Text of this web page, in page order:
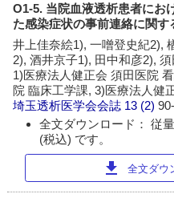
O1-5. 当院血液透析患者にお
た感染症状の事前連絡に関す
井上佳奈絵1), 一噌登史紀2),
2), 酒井京子1), 田中和彦2),
1)医療法人健正会 須田医院
院 臨床工学課, 3)医療法人健
埼玉透析医学会会誌 13 (2)
全文ダウンロード： 従
(税込) です。
download 全文ダウ